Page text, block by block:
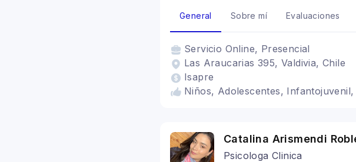
General Sobre mí Evaluaciones
Servicio Online, Presencial
Las Araucarias 395, Valdivia, Chile
Isapre
Niños, Adolescentes,
Catalina Arismendi
Psicologa Clinica